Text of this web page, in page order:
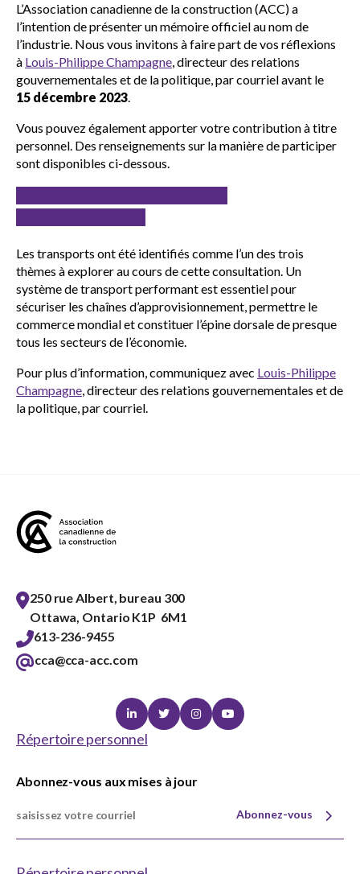
L’Association canadienne de la construction (ACC) a
l’intention de présenter un mémoire officiel au nom de
l’industrie. Nous vous invitons à faire part de vos réflexions
à Louis-Philippe Champagne, directeur des relations
gouvernementales et de la politique, par courriel avant le
15 décembre 2023.
Vous pouvez également apporter votre contribution à titre
personnel. Des renseignements sur la manière de participer
sont disponibles ci-dessous.
Les transports ont été identifiés comme l’un des trois
thèmes à explorer au cours de cette consultation. Un
système de transport performant est essentiel pour
sécuriser les chaînes d’approvisionnement, permettre le
commerce mondial et constituer l’épine dorsale de presque
tous les secteurs de l’économie.
Pour plus d’information, communiquez avec Louis-Philippe
Champagne, directeur des relations gouvernementales et de
la politique, par courriel.
250 rue Albert, bureau 300
Ottawa, Ontario K1P 6M1
613-236-9455
cca@cca-acc.com
LinkedinTwitterInstagramYoutube
Répertoire personnel
Abonnez-vous aux mises à jour
Abonnez-vous